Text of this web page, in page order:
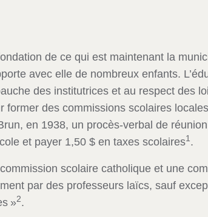
de ce qui est maintenant la
avec elle de nombreux enfants.
des institutrices et au respect des
former des commissions scolaires
en 1938, un procès-verbal de
et payer 1,50 $ en taxes scolaires1.
scolaire catholique et une
par des professeurs laïcs, sauf
»2.